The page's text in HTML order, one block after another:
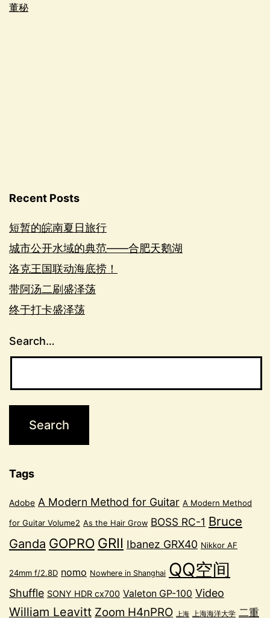
董秘
Recent Posts
短暂的皖南夏日旅行
城市公开水域的典范——合肥天鹅湖
洛克王国联动海底捞！
带阿汤二刷盛泽荡
终于打卡盛泽荡
Search…
Tags
Adobe A Modern Method for Guitar A Modern Method
for Guitar Volume2 As the Hair Grow BOSS RC-1 Bruce
Ganda GOPRO GRII Ibanez GRX40 Nikkor AF
24mm f/2.8D nomo Nowhere in Shanghai QQ空间
Shuffle SONY HDR cx700 Valeton GP-100 Video
William Leavitt Zoom H4nPRO 上海 上海海洋大学 二重